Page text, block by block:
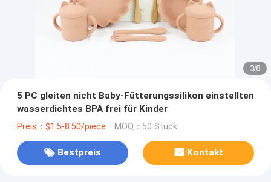
3/8
5 PC gleiten nicht Baby-Fütterungssilikon einstellten
wasserdichtes BPA frei für Kinder
Preis：$1.5-8.50/piece MOQ：50 Stück
Bestpreis Kontakt